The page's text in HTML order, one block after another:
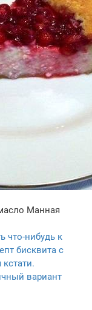
Манная
что-нибудь к
бисквита с
вариант